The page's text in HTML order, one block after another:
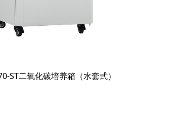
ST二氧化碳培养箱（水套式）